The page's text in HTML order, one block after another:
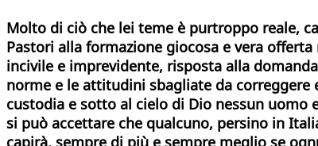
Molto di ciò che lei teme è purtroppo reale,
Pastori alla formazione giocosa e vera
incivile e imprevidente, risposta alla
norme e le attitudini sbagliate da correggere
custodia e sotto al cielo di Dio nessun uomo
si può accettare che qualcuno, persino in
capirà, sempre di più e sempre meglio se